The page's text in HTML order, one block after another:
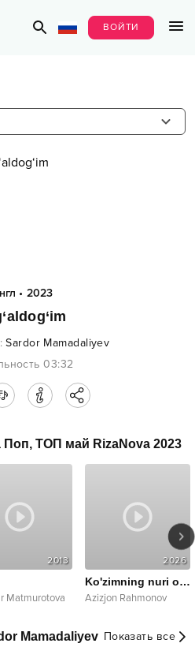
ВОЙТИ
• 2023
:Sardor Mamadaliyev
03:32
Поп, ТОП май RizaNova 2023
2013
Matmurotova
2026
Ko'zimning nuri onamdur
Azizjon Rahmonov
Mamadaliyev Показать все